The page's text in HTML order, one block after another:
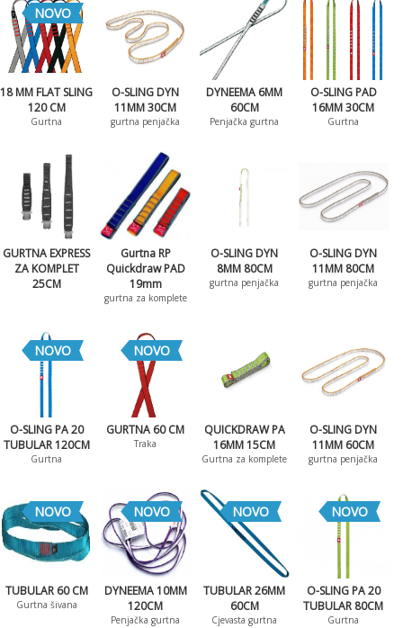
NOVO
18 MM FLAT SLING
120 CM
Gurtna
O-SLING DYN
11MM 30CM
gurtna penjačka
DYNEEMA 6MM
60CM
Penjačka gurtna
O-SLING PAD
16MM 30CM
Gurtna
GURTNA EXPRESS
ZA KOMPLET
25CM
Gurtna RP
Quickdraw PAD
19mm
gurtna za komplete
O-SLING DYN
8MM 80CM
gurtna penjačka
O-SLING DYN
11MM 80CM
gurtna penjačka
NOVO
O-SLING PA 20
TUBULAR 120CM
Gurtna
NOVO
GURTNA 60 CM
Traka
QUICKDRAW PA
16MM 15CM
Gurtna za komplete
O-SLING DYN
11MM 60CM
gurtna penjačka
NOVO
TUBULAR 60 CM
Gurtna šivana
NOVO
DYNEEMA 10MM
120CM
Penjačka gurtna
NOVO
TUBULAR 26MM
60CM
Cjevasta gurtna
NOVO
O-SLING PA 20
TUBULAR 80CM
Gurtna